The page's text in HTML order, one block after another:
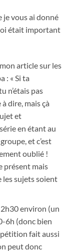
je vous ai donné
était important
article sur les
: « Si ta
n’étais pas
à dire, mais çà
et
en étant au
et c’est
oublié !
présent mais
les sujets soient
environ (un
6h (donc bien
fait aussi
peut donc